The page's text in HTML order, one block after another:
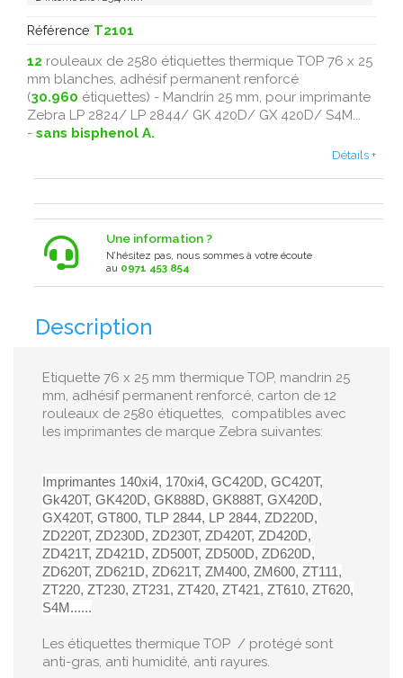
Référence T2101
12 rouleaux de 2580 étiquettes thermique TOP 76 x 25
mm blanches, adhésif permanent renforcé
(30.960 étiquettes) - Mandrin 25 mm, pour imprimante
Zebra LP 2824/ LP 2844/ GK 420D/ GX 420D/ S4M...
- sans bisphenol A.
Détails +
Une information ?
N’hésitez pas, nous sommes à votre écoute
au 0971 453 854
Description
Etiquette 76 x 25 mm thermique TOP, mandrin 25
mm, adhésif permanent renforcé, carton de 12
rouleaux de 2580 étiquettes, compatibles avec
les imprimantes de marque Zebra suivantes:
Imprimantes 140xi4, 170xi4, GC420D, GC420T,
Gk420T, GK420D, GK888D, GK888T, GX420D,
GX420T, GT800, TLP 2844, LP 2844, ZD220D,
ZD220T, ZD230D, ZD230T, ZD420T, ZD420D,
ZD421T, ZD421D, ZD500T, ZD500D, ZD620D,
ZD620T, ZD621D, ZD621T, ZM400, ZM600, ZT111,
ZT220, ZT230, ZT231, ZT420, ZT421, ZT610, ZT620,
S4M......
Les étiquettes thermique TOP / protégé sont
anti-gras, anti humidité, anti rayures.